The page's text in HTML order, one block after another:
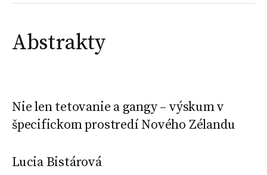
Abstrakty
Nie len tetovanie a gangy – výskum v
špecifickom prostredí Nového Zélandu
Lucia Bistárová